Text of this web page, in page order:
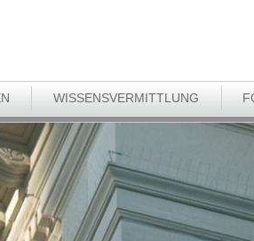
WISSENSVERMITTLUNG